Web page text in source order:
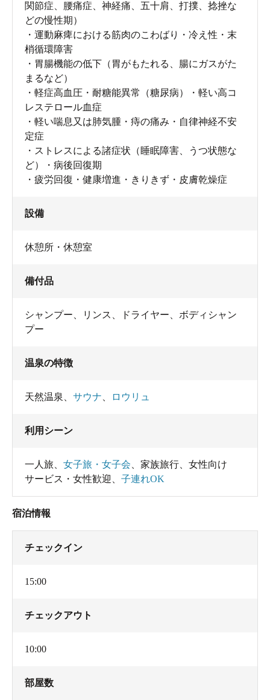
関節症、腰痛症、神経痛、五十肩、打撲、捻挫な
どの慢性期）
・運動麻痺における筋肉のこわばり・冷え性・末
梢循環障害
・胃腸機能の低下（胃がもたれる、腸にガスがた
まるなど）
・軽症高血圧・耐糖能異常（糖尿病）・軽い高コ
レステロール血症
・軽い喘息又は肺気腫・痔の痛み・自律神経不安
定症
・ストレスによる諸症状（睡眠障害、うつ状態な
ど）・病後回復期
・疲労回復・健康増進・きりきず・皮膚乾燥症
設備
休憩所・休憩室
備付品
シャンプー リンス ドライヤー
ボディシャン
プー
温泉の特徴
天然温泉 サウナ ロウリュ
利用シーン
一人旅 女子旅・女子会 家族旅行
女性向け
サービス・女性歓迎
子連れOK
宿泊情報
チェックイン
15:00
チェックアウト
10:00
部屋数